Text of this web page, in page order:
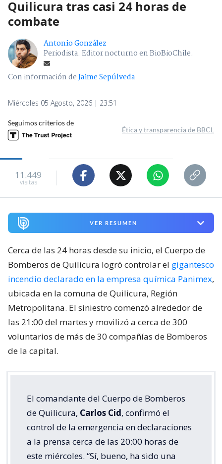
Quilicura tras casi 24 horas de
combate
Antonio González
Periodista. Editor nocturno en BioBioChile.
Con información deJaime Sepúlveda
Miércoles 05 Agosto, 2026 | 23:51
Seguimos criterios de
Ética y transparencia de BBCL
11.449
visitas
VER RESUMEN
Cerca de las 24 horas desde su inicio, el Cuerpo de
Bomberos de Quilicura logró controlar el gigantesco
incendio declarado en la empresa química Panimex,
ubicada en la comuna de Quilicura, Región
Metropolitana. El siniestro comenzó alrededor de
las 21:00 del martes y movilizó a cerca de 300
voluntarios de más de 30 compañías de Bomberos
de la capital.
El comandante del Cuerpo de Bomberos
de Quilicura, Carlos Cid, confirmó el
control de la emergencia en declaraciones
a la prensa cerca de las 20:00 horas de
este miércoles. “Sí, bueno, ha sido una